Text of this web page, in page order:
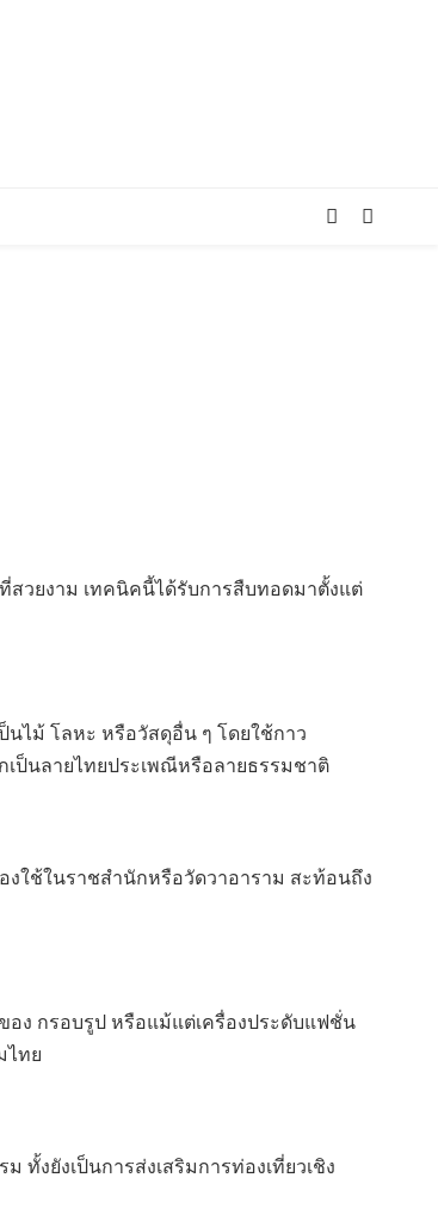
สวยงาม เทคนิคนี้ได้รับการสืบทอดมาตั้งแต่
นไม้ โลหะ หรือวัสดุอื่น ๆ โดยใช้กาว
ป็นลายไทยประเพณีหรือลายธรรมชาติ
งใช้ในราชสำนักหรือวัดวาอาราม สะท้อนถึง
อง กรอบรูป หรือแม้แต่เครื่องประดับแฟชั่น
ไทย
งยังเป็นการส่งเสริมการท่องเที่ยวเชิง